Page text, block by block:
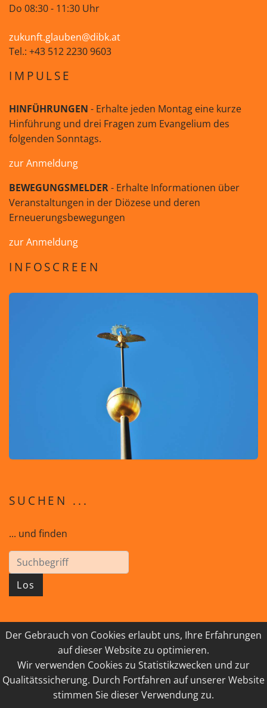
Der Gebrauch von Cookies erlaubt uns, Ihre Erfahrungen
auf dieser Website zu optimieren.
Wir verwenden Cookies zu Statistikzwecken und zur
Qualitätssicherung. Durch Fortfahren auf unserer Website
stimmen Sie dieser Verwendung zu.
Do 08:30 - 11:30 Uhr
zukunft.glauben@dibk.at
Tel.: +43 512 2230 9603
IMPULSE
HINFÜHRUNGEN - Erhalte jeden Montag eine kurze
Hinführung und drei Fragen zum Evangelium des
folgenden Sonntags.
zur Anmeldung
BEWEGUNGSMELDER- Erhalte Informationen über
Veranstaltungen in der Diözese und deren
Erneuerungsbewegungen
zur Anmeldung
INFOSCREEN
SUCHEN ...
... und finden
Los
© 2026 GEISTreich - Diözese Innsbruck
IMPRESSUM
LINKSAMMLUNG
DATENSCHUTZ
KONTAKT